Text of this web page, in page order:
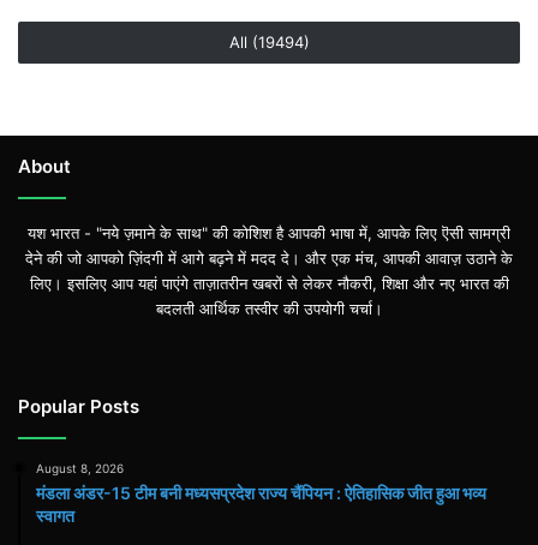
All (19494)
About
यश भारत - "नये ज़माने के साथ" की कोशिश है आपकी भाषा में, आपके लिए ऎसी सामग्री
देने की जो आपको ज़िंदगी में आगे बढ़ने में मदद दे। और एक मंच, आपकी आवाज़ उठाने के
लिए। इसलिए आप यहां पाएंगे ताज़ातरीन खबरों से लेकर नौकरी, शिक्षा और नए भारत की
बदलती आर्थिक तस्वीर की उपयोगी चर्चा।
Popular Posts
August 8, 2026
मंडला अंडर-15 टीम बनी मध्यसप्रदेश राज्य चैंपियन : ऐतिहासिक जीत हुआ भव्य
स्वागत